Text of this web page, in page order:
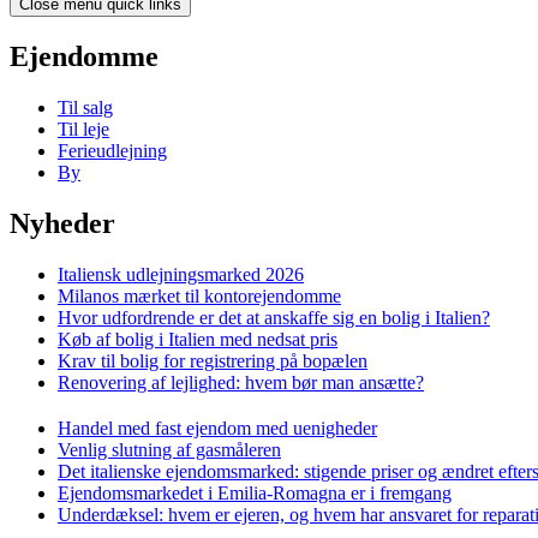
Close menu quick links
Ejendomme
Til salg
Til leje
Ferieudlejning
By
Nyheder
Italiensk udlejningsmarked 2026
Milanos mærket til kontorejendomme
Hvor udfordrende er det at anskaffe sig en bolig i Italien?
Køb af bolig i Italien med nedsat pris
Krav til bolig for registrering på bopælen
Renovering af lejlighed: hvem bør man ansætte?
Handel med fast ejendom med uenigheder
Venlig slutning af gasmåleren
Det italienske ejendomsmarked: stigende priser og ændret
Ejendomsmarkedet i Emilia-Romagna er i fremgang
Underdæksel: hvem er ejeren, og hvem har ansvaret for